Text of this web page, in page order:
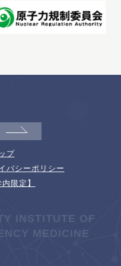
プ
バシーポリシー
限定】
INSTITUTE OF
MEDICINE